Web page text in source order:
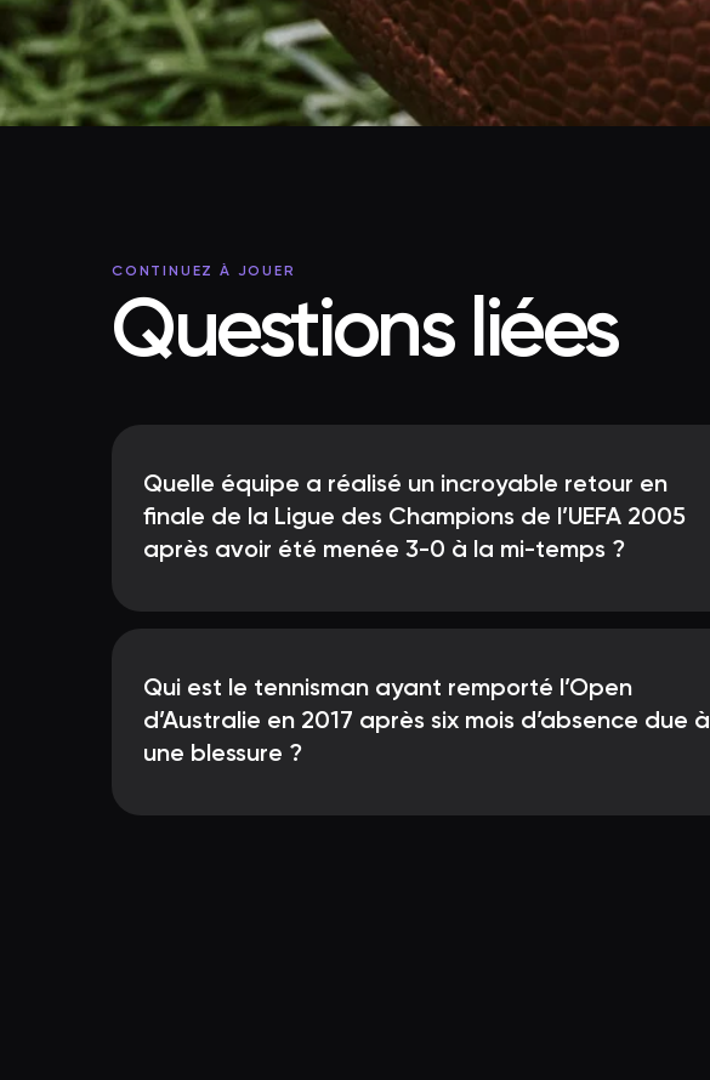
CONTINUEZ À JOUER
Questions liées
Quelle équipe a réalisé un incroyable retour en
finale de la Ligue des Champions de l’UEFA 2005
après avoir été menée 3-0 à la mi-temps ?
Qui est le tennisman ayant remporté l’Open
d’Australie en 2017 après six mois d’absence due à
une blessure ?